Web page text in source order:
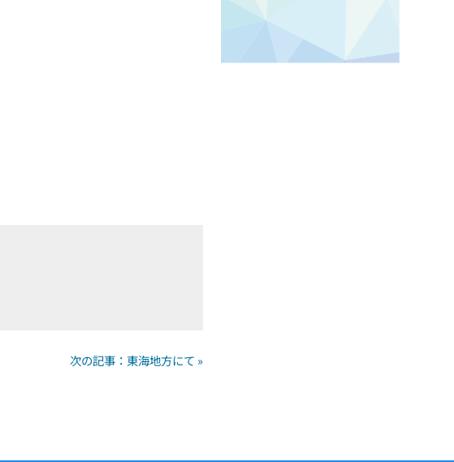
次の記事：東海地方にて »